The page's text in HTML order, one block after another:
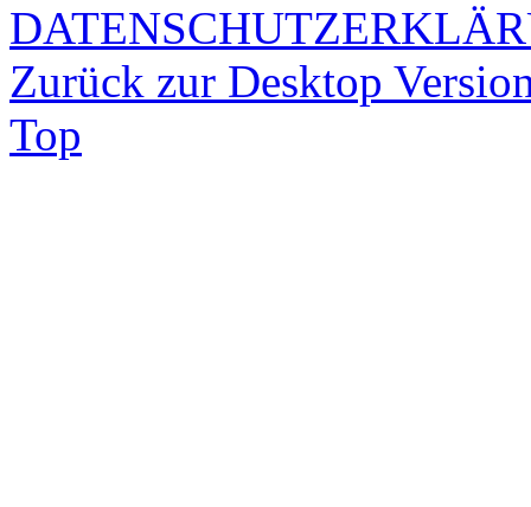
Zurück zur Desktop
Top